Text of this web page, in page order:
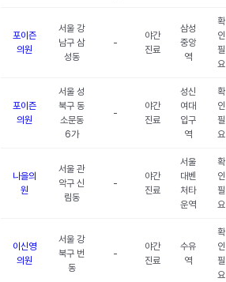
포이즌
의원
서울 강
남구 삼
성동
-
야간
진료
삼성
중앙
역
확
인
필
요
포이즌
의원
서울 성
북구 동
소문동
6가
-
야간
진료
성신
여대
입구
역
확
인
필
요
나을의
원
서울 관
악구 신
림동
-
야간
진료
서울
대벤
처타
운역
확
인
필
요
이신영
의원
서울 강
북구 번
동
-
야간
진료
수유
역
확
인
필
요